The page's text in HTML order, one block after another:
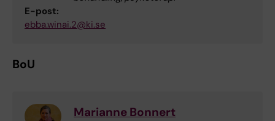
E-post:
ebba.winai.2@ki.se
BoU
Marianne Bonnert